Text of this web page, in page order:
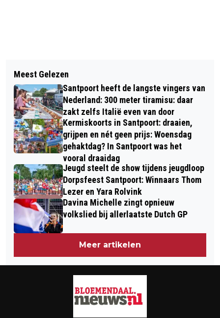
HAARLEMSE SANTARUN: 1500
SANTA’S RENNEN DOOR BINNENSTAD
HAARLEM
BIJNA NEGENDUIZEND ‘KRONKELS’
Meest Gelezen
Santpoort heeft de langste vingers van
Nederland: 300 meter tiramisu: daar
zakt zelfs Italië even van door
Kermiskoorts in Santpoort: draaien,
grijpen en nét geen prijs: Woensdag
gehaktdag? In Santpoort was het
vooral draaidag
Jeugd steelt de show tijdens jeugdloop
Dorpsfeest Santpoort: Winnaars Thom
Lezer en Yara Rolvink
Davina Michelle zingt opnieuw
volkslied bij allerlaatste Dutch GP
Meer artikelen